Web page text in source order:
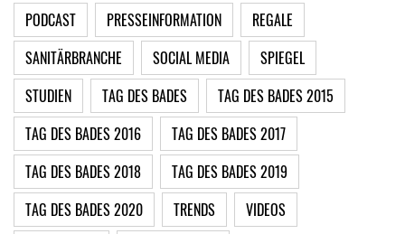
PODCAST
PRESSEINFORMATION
REGALE
SANITÄRBRANCHE
SOCIAL MEDIA
SPIEGEL
STUDIEN
TAG DES BADES
TAG DES BADES 2015
TAG DES BADES 2016
TAG DES BADES 2017
TAG DES BADES 2018
TAG DES BADES 2019
TAG DES BADES 2020
TRENDS
VIDEOS